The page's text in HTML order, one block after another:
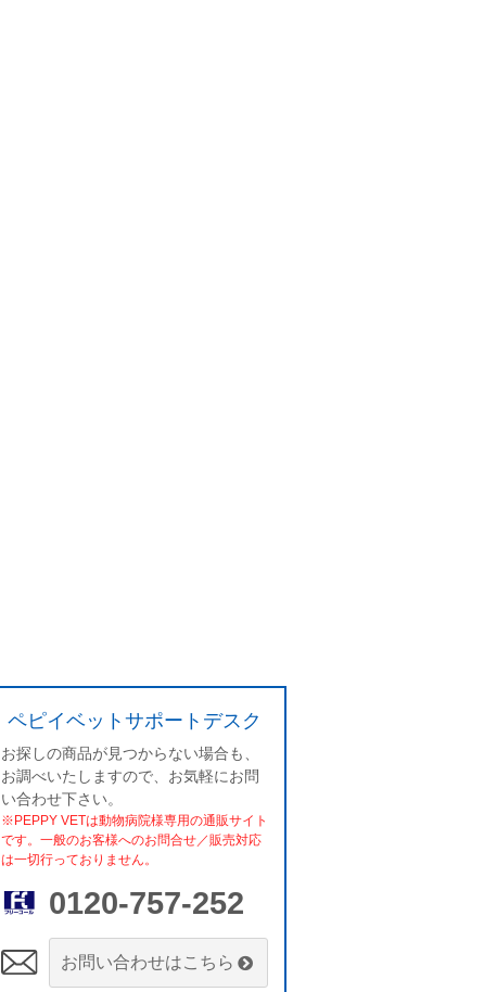
ペピイベットサポートデスク
お探しの商品が見つからない場合も、
お調べいたしますので、お気軽にお問
い合わせ下さい。
※PEPPY VETは動物病院様専用の通販サイト
です。一般のお客様へのお問合せ／販売対応
は一切行っておりません。
0120-757-252
お問い合わせはこちら